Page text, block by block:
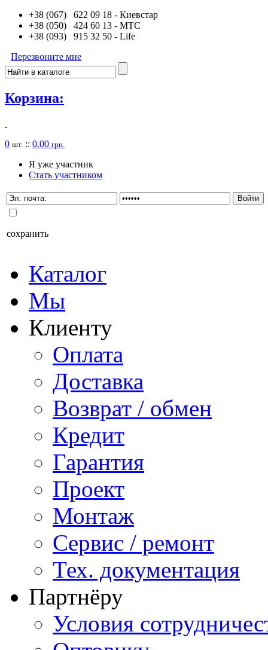
+38 (067) 622 09 18 - Киевстар
+38 (050) 424 60 13 - MTC
+38 (093) 915 32 50 - Life
Перезвоните мне
Корзина:
0 шт. :: 0.00 грн.
Я уже участник
Стать участником
сохранить
Каталог
Мы
Клиенту
Оплата
Доставка
Возврат / обмен
Кредит
Гарантия
Проект
Монтаж
Сервис / ремонт
Тех. документация
Партнёру
Условия